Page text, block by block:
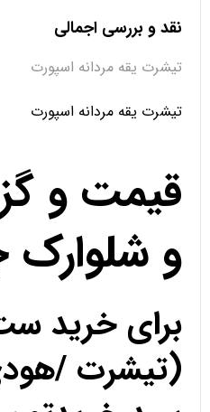
نقد و بررسی اجمالی
تیشرت یقه مردانه اسپورت
تیشرت یقه مردانه اسپورت
قیمت و
و
برای خرید
(تیشرت /